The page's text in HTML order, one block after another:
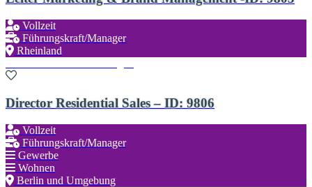
Vollzeit
Führungskraft/Manager
Rheinland
Director Residential Sales – ID: 9806
Vollzeit
Führungskraft/Manager
Gewerbe
Wohnen
Berlin und Umgebung